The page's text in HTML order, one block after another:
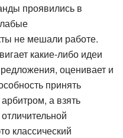
проявились в
не мешали работе.
какие-либо идеи
оценивает и
принять
а взять
классический